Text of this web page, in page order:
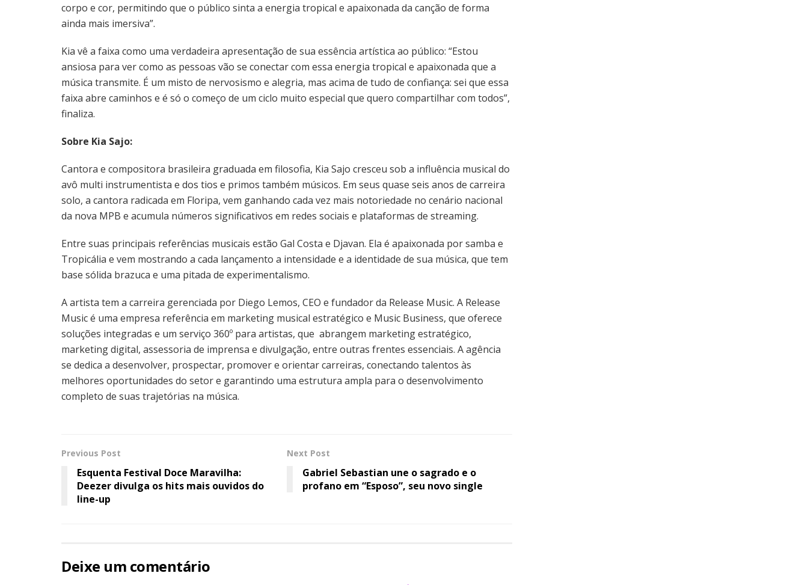
corpo e cor, permitindo que o público sinta a energia tropical e apaixonada da canção de forma
ainda mais imersiva”.
Kia vê a faixa como uma verdadeira apresentação de sua essência artística ao público: “Estou
ansiosa para ver como as pessoas vão se conectar com essa energia tropical e apaixonada que a
música transmite. É um misto de nervosismo e alegria, mas acima de tudo de confiança: sei que essa
faixa abre caminhos e é só o começo de um ciclo muito especial que quero compartilhar com todos”,
finaliza.
Sobre Kia Sajo:
Cantora e compositora brasileira graduada em filosofia, Kia Sajo cresceu sob a influência musical do
avô multi instrumentista e dos tios e primos também músicos. Em seus quase seis anos de carreira
solo, a cantora radicada em Floripa, vem ganhando cada vez mais notoriedade no cenário nacional
da nova MPB e acumula números significativos em redes sociais e plataformas de streaming.
Entre suas principais referências musicais estão Gal Costa e Djavan. Ela é apaixonada por samba e
Tropicália e vem mostrando a cada lançamento a intensidade e a identidade de sua música, que tem
base sólida brazuca e uma pitada de experimentalismo.
A artista tem a carreira gerenciada por Diego Lemos, CEO e fundador da Release Music. A Release
Music é uma empresa referência em marketing musical estratégico e Music Business, que oferece
soluções integradas e um serviço 360º para artistas, que abrangem marketing estratégico,
marketing digital, assessoria de imprensa e divulgação, entre outras frentes essenciais. A agência
se dedica a desenvolver, prospectar, promover e orientar carreiras, conectando talentos às
melhores oportunidades do setor e garantindo uma estrutura ampla para o desenvolvimento
completo de suas trajetórias na música.
Previous Post
Esquenta Festival Doce Maravilha:
Deezer divulga os hits mais ouvidos do
line-up
Next Post
Gabriel Sebastian une o sagrado e o
profano em “Esposo”, seu novo single
Deixe um comentário